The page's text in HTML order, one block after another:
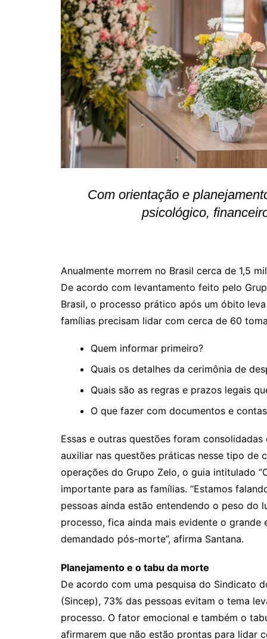
Com orientação e
psicológico,
Anualmente morrem no Brasil cerca de 1,5
De acordo com levantamento feito pelo
Brasil, o processo prático após um óbito
famílias precisam lidar com cerca de 60
Quem informar primeiro?
Quais os detalhes da cerimônia de
Quais são as regras e prazos legais
O que fazer com documentos e
Essas e outras questões foram
auxiliar nas questões práticas nesse tipo de
operações do Grupo Zelo, o guia intitulado
importante para as famílias. “Estamos
pessoas ainda estão entendendo o peso do
processo, fica ainda mais evidente o
demandado pós-morte”, afirma Santana.
Planejamento e o tabu da morte
De acordo com uma pesquisa do Sindicato
(Sincep), 73% das pessoas evitam o tema
processo. O fator emocional e também o
afirmarem que não estão prontas para lidar